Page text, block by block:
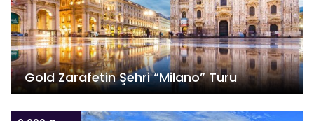
Gold Zarafetin Şehri “Milano” Turu